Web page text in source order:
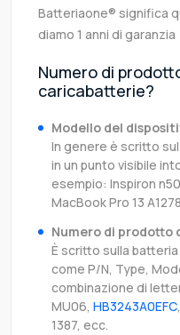
Batteriaone® significa
diamo 1 anni di garanzia
Numero di
caricabatterie?
Modello del
In genere è scritto
in un punto visibile
esempio: Inspiron
MacBook Pro 13
Numero di prodotto
È scritto sulla
come P/N, Type,
combinazione di
MU06, HB3243A0EFC
1387, ecc.